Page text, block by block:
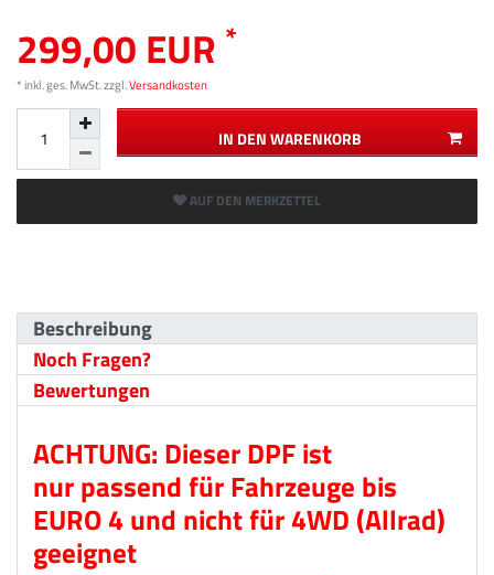
299,00 EUR *
* inkl. ges. MwSt. zzgl.Versandkosten
IN DEN WARENKORB
AUF DEN MERKZETTEL
Beschreibung
Noch Fragen?
Bewertungen
ACHTUNG: Dieser DPF ist
nur passend für Fahrzeuge bis
EURO 4 und nicht für 4WD (Allrad)
geeignet